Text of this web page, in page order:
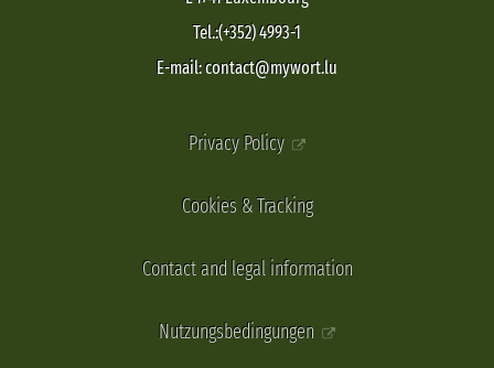
Tel.:(+352) 4993-1
E-mail: contact@mywort.lu
Privacy Policy
Cookies & Tracking
Contact and legal information
Nutzungsbedingungen